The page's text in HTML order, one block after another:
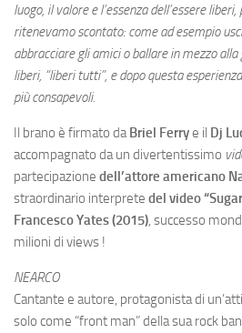
luogo, il valore e l’essenza dell’essere
ritenevamo scontato: come ad esempio
abbracciare gli amici o ballare in mezzo
liberi, “liberi tutti”, e dopo questa
più consapevoli.
Il brano è firmato daBriel Ferrye il Dj
accompagnato da un divertentissimo
partecipazione dell’attore americano
straordinario interprete del video
Francesco Yates (2015), successo
milioni di views !
NEARCO
Cantante e autore, protagonista di
solo come “front man” della sua rock